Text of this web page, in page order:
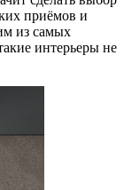
приёмов и
из самых
интерьеры не